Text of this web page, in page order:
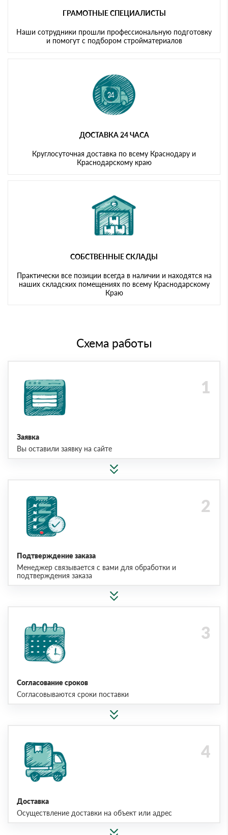
ГРАМОТНЫЕ СПЕЦИАЛИСТЫ
Наши сотрудники прошли профессиональную подготовку
и помогут с подбором стройматериалов
ДОСТАВКА 24 ЧАСА
Круглосуточная доставка по всему Краснодару и
Краснодарскому краю
СОБСТВЕННЫЕ СКЛАДЫ
Практически все позиции всегда в наличии и находятся на
наших складских помещениях по всему Краснодарскому
Краю
Схема работы
Заявка
Вы оставили заявку на сайте
Подтверждение заказа
Менеджер связывается с вами для обработки и
подтверждения заказа
Согласование сроков
Согласовываются сроки поставки
Доставка
Осуществление доставки на объект или адрес